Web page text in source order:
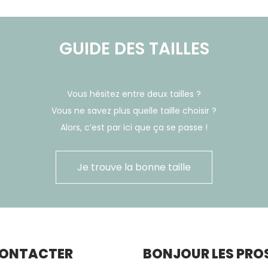
GUIDE DES TAILLES
Vous hésitez entre deux tailles ?
Vous ne savez plus quelle taille choisir ?
Alors, c’est par ici que ça se passe !
Je trouve la bonne taille
BONJOUR LES